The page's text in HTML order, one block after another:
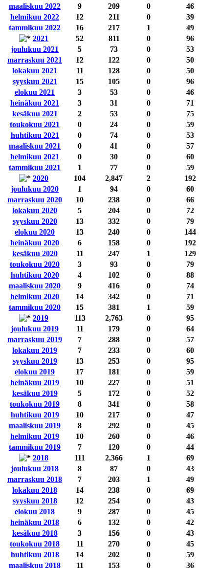
maaliskuu 2022
9 209 0
46
helmikuu 2022
12 211 0
39
tammikuu 2022
16 217 1
49
2021
52 811 0
96
joulukuu 2021
5 73 0
53
marraskuu 2021
12 122 0
50
lokakuu 2021
11 128 0
50
syyskuu 2021
15 105 0
96
elokuu 2021
3 53 0
46
heinäkuu 2021
3 31 0
71
kesäkuu 2021
2 53 0
75
toukokuu 2021
0 24 0
59
huhtikuu 2021
0 74 0
53
maaliskuu 2021
0 41 0
57
helmikuu 2021
0 30 0
60
tammikuu 2021
1 77 0
59
2020
104 2,847 2
192
joulukuu 2020
1 94 0
60
marraskuu 2020
10 238 0
66
lokakuu 2020
5 204 0
72
syyskuu 2020
13 332 0
79
elokuu 2020
13 240 0
144
heinäkuu 2020
6 158 0
192
kesäkuu 2020
11 247 1
129
toukokuu 2020
3 93 0
79
huhtikuu 2020
4 102 0
88
maaliskuu 2020
9 416 0
74
helmikuu 2020
14 342 0
71
tammikuu 2020
15 381 1
59
2019
113 2,763 0
95
joulukuu 2019
11 179 0
64
marraskuu 2019
7 288 0
57
lokakuu 2019
7 233 0
60
syyskuu 2019
13 253 0
95
elokuu 2019
17 181 0
59
heinäkuu 2019
10 227 0
51
kesäkuu 2019
5 172 0
52
toukokuu 2019
8 341 0
58
huhtikuu 2019
10 217 0
47
maaliskuu 2019
8 292 0
45
helmikuu 2019
10 260 0
46
tammikuu 2019
7 120 0
44
2018
111 2,366 1
69
joulukuu 2018
8 87 0
43
marraskuu 2018
7 203 1
49
lokakuu 2018
14 238 0
69
syyskuu 2018
12 254 0
43
elokuu 2018
9 287 0
45
heinäkuu 2018
6 132 0
42
kesäkuu 2018
3 156 0
43
toukokuu 2018
11 270 0
45
huhtikuu 2018
14 202 0
59
maaliskuu 2018
11 153 0 36